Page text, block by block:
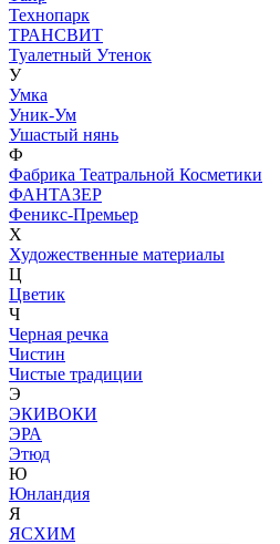
Технопарк
ТРАНСВИТ
Туалетный Утенок
У
Умка
Уник-Ум
Ушастый нянь
Ф
Фабрика Театральной Косметики
ФАНТАЗЕР
Феникс-Премьер
Х
Художественные материалы
Ц
Цветик
Ч
Черная речка
Чистин
Чистые традиции
Э
ЭКИВОКИ
ЭРА
Этюд
Ю
Юнландия
Я
ЯСХИМ